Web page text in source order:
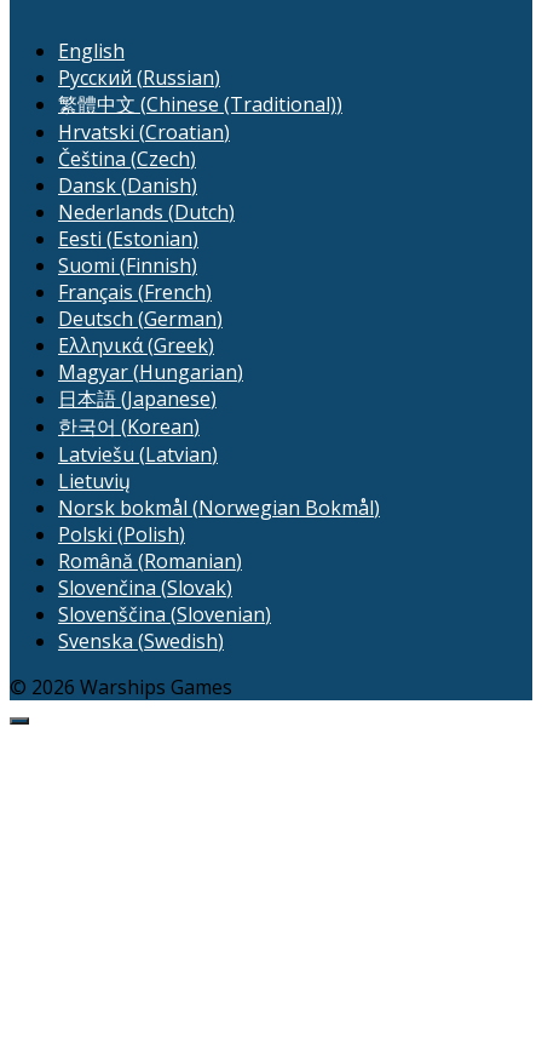
English
Русский (Russian)
繁體中文 (Chinese (Traditional))
Hrvatski (Croatian)
Čeština (Czech)
Dansk(Danish)
Nederlands (Dutch)
Eesti (Estonian)
Suomi (Finnish)
Français (French)
Deutsch (German)
Ελληνικά(Greek)
Magyar(Hungarian)
日本語(Japanese)
한국어 (Korean)
Latviešu (Latvian)
Lietuvių
Norsk bokmål (Norwegian Bokmål)
Polski (Polish)
Română (Romanian)
Slovenčina (Slovak)
Slovenščina (Slovenian)
Svenska (Swedish)
© 2026 Warships Games